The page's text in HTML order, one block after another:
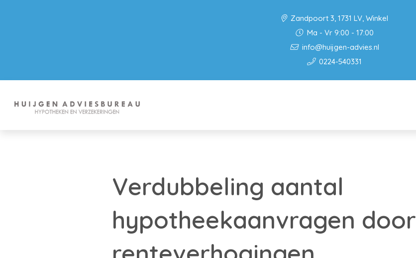
Zandpoort 3, 1731 LV, Winkel
Ma - Vr 9:00 - 17:00
info@huijgen-advies.nl
0224-540331
Verdubbeling aantal
hypotheekaanvragen door